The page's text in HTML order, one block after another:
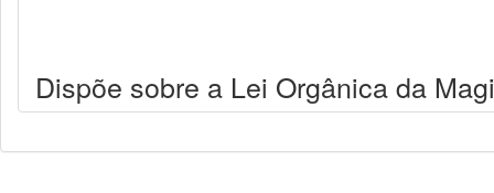
Dispõe sobre a Lei Orgânica da